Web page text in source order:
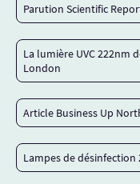
Parution Scientific
La lumière UVC 222nm
London
Article Business Up
Lampes de